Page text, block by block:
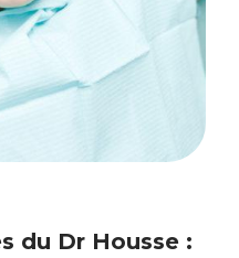
du Dr Housse :